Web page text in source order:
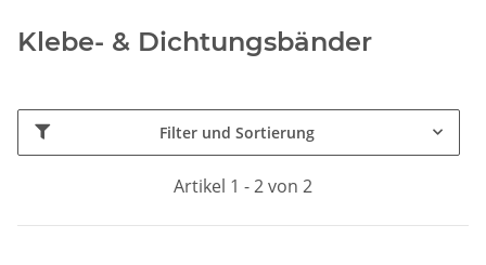
Klebe- & Dichtungsbänder
Filter und Sortierung
Artikel 1 - 2 von 2